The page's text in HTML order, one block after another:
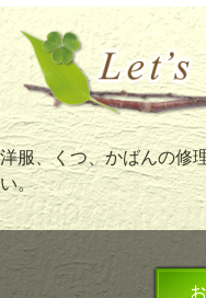
洋服、くつ、かばんの修
い。